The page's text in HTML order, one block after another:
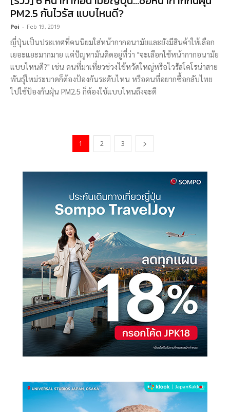
PM2.5 กันไวรัส แบบไหนดี?
Poi - Feb 19, 2019
ญี่ปุ่นเป็นประเทศที่คนนิยมใส่หน้ากากอนามัยและยังมีสินค้าให้เลือก
เยอะแยะมากมาย แต่ปัญหามันติดอยู่ที่ว่า "จะเลือกใช้หน้ากากอนามัย
แบบไหนดี?" เช่น คนที่มาเที่ยวช่วงไข้หวัดใหญ่หรือไวรัสโคโรน่าสาย
พันธุ์ใหม่ระบาดก็ต้องป้องกันระดับไหน หรือคนที่อยากซื้อกลับไทย
ไปใช้ป้องกันฝุ่น PM2.5 ก็ต้องใช้แบบไหนถึงจะดี
1 2 3